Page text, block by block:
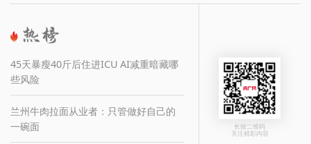
45天暴瘦40斤后住进ICU AI减重暗藏哪
些风险
兰州牛肉拉面从业者：只管做好自己的
一碗面
长按二维码
关注精彩内容